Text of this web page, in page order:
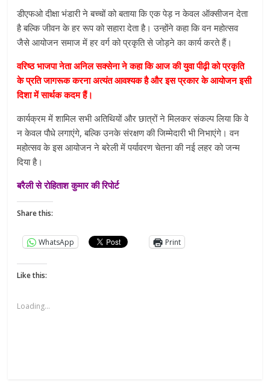
डीएफओ दीक्षा भंडारी ने बच्चों को बताया कि एक पेड़ न केवल ऑक्सीजन देता
है बल्कि जीवन के हर रूप को सहारा देता है। उन्होंने कहा कि वन महोत्सव
जैसे आयोजन समाज में हर वर्ग को प्रकृति से जोड़ने का कार्य करते हैं।
वरिष्ठ भाजपा नेता अनिल सक्सेना ने कहा कि आज की युवा पीढ़ी को प्रकृति
के प्रति जागरूक करना अत्यंत आवश्यक है और इस प्रकार के आयोजन इसी
दिशा में सार्थक कदम हैं।
कार्यक्रम में शामिल सभी अतिथियों और छात्रों ने मिलकर संकल्प लिया कि वे
न केवल पौधे लगाएंगे, बल्कि उनके संरक्षण की जिम्मेदारी भी निभाएंगे। वन
महोत्सव के इस आयोजन ने बरेली में पर्यावरण चेतना की नई लहर को जन्म
दिया है।
बरैली से रोहिताश कुमार की रिपोर्ट
Share this:
WhatsApp Print
Like this:
Loading...